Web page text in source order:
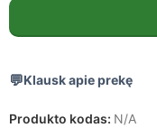
Klausk apie prekę
Produkto kodas: N/A